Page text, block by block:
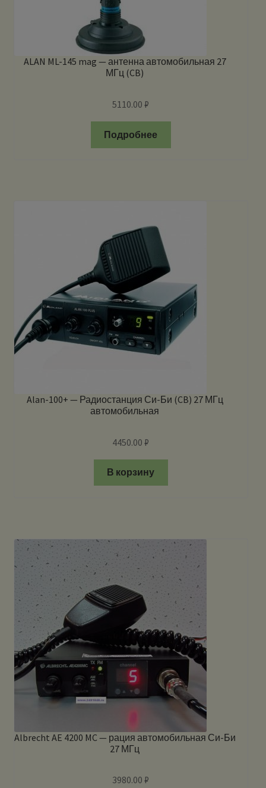
ALAN ML-145 mag — антенна автомобильная 27
МГц (CB)
5110.00₽
Подробнее
Alan-100+ — Радиостанция Си-Би (CB) 27 МГц
автомобильная
4450.00₽
В корзину
Albrecht AE 4200 MC — рация автомобильная Си-Би
27 МГц
3980.00₽